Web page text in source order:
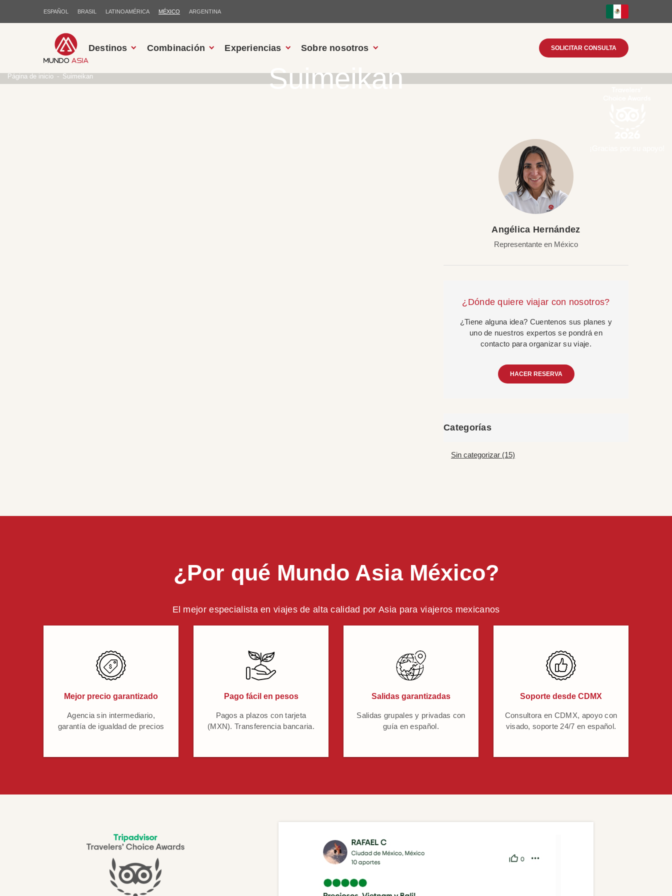
ESPAÑOL BRASIL LATINOAMÉRICA MÉXICO ARGENTINA
Destinos Combinación Experiencias Sobre nosotros SOLICITAR CONSULTA
Suimeikan
Página de inicio Suimeikan
Angélica Hernández
Representante en México
¿Dónde quiere viajar con nosotros?
¿Tiene alguna idea? Cuentenos sus planes y
uno de nuestros expertos se pondrá en
contacto para organizar su viaje.
HACER RESERVA
Categorías
Sin categorizar (15)
¿Por qué Mundo Asia México?
El mejor especialista en viajes de alta calidad por Asia para viajeros mexicanos
Mejor precio garantizado
Agencia sin intermediario,
garantía de igualdad de precios
Pago fácil en pesos
Pagos a plazos con tarjeta
(MXN). Transferencia bancaria.
Salidas garantizadas
Salidas grupales y privadas con
guía en español.
Soporte desde CDMX
Consultora en CDMX, apoyo con
visado, soporte 24/7 en español.